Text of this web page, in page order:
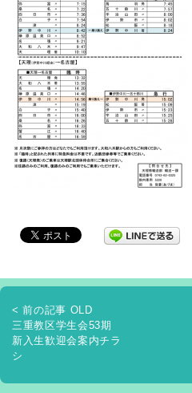
< 前の記事 OLD
三重教区学生会53期
新入生歓迎会案内チラ
シ